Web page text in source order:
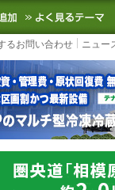
ニュースをお届
お気に入りに追加
るお問い合わせ ニュー